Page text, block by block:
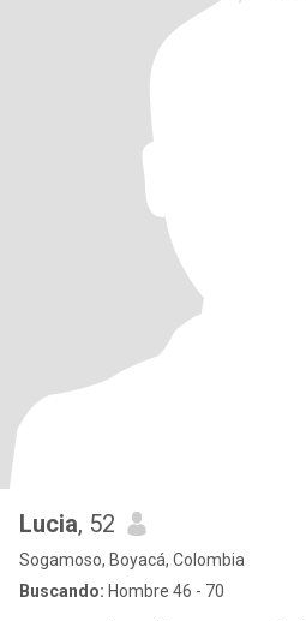
Lucia, 52
Sogamoso, Boyacá, Colombia
Buscando: Hombre 46 - 70